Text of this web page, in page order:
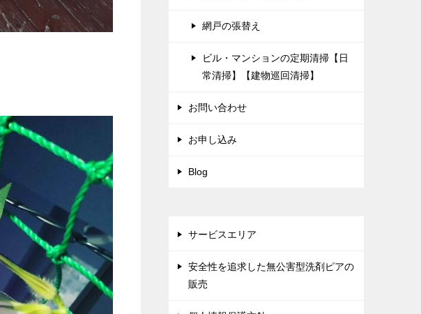
網戸の張替え
ビル・マンションの定期清掃【日
常清掃】【建物巡回清掃】
お問い合わせ
お申し込み
Blog
サービスエリア
安全性を追求した無公害型洗剤ピアの
販売